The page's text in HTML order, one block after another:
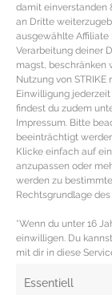
damit einverstanden
an Dritte
ausgewählte Affiliate
Verarbeitung deiner
magst, beschränken
Nutzung von
Einwilligung
findest du zudem
Impressum. Bitte
beeinträchtigt
Klicke einfach auf
anzupassen oder
werden zu
Rechtsgrundlage
*Wenn du unter 16
einwilligen. Du
mit dir in diese
Essentiell
REZEPT
Veganes
160 g Dunkle